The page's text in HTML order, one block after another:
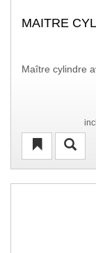
MAITRE
Maître cylindre